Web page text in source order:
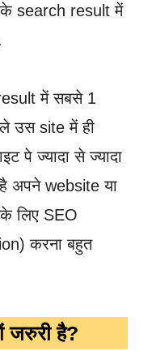
search result में
में सबसे 1
उस site में ही
पे ज्यादा से ज्यादा
अपने website या
लिए SEO
करना बहुत
जरुरी है?